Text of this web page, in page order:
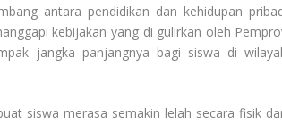
antara pendidikan dan kehidupan
kebijakan yang di gulirkan oleh
jangka panjangnya bagi siswa di
siswa merasa semakin lelah secara fisik